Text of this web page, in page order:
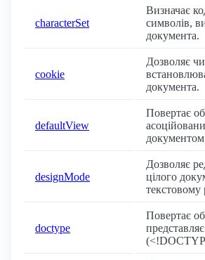
characterSet
Визначає
символів,
документа.
cookie
Дозволяє
документа.
defaultView
Повертає
designMode
Дозволяє
цілого
текстовому
doctype
Повертає